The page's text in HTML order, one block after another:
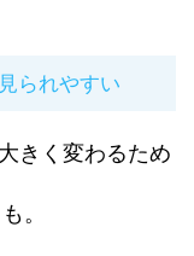
られやすい
きく変わるため
。